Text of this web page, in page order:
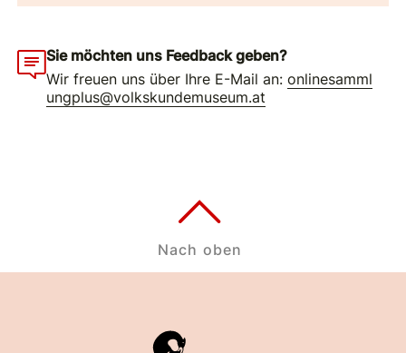
Sie möchten uns Feedback geben?
Wir freuen uns über Ihre E-Mail an:onlinesamml
ungplus@volkskundemuseum.at
Nach oben